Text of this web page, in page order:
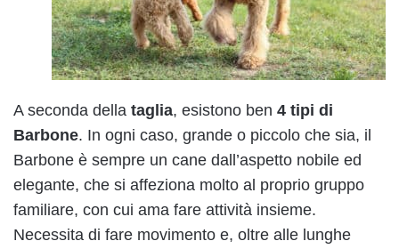
A seconda della taglia, esistono ben 4 tipi di
Barbone. In ogni caso, grande o piccolo che sia, il
Barbone è sempre un cane dall’aspetto nobile ed
elegante, che si affeziona molto al proprio gruppo
familiare, con cui ama fare attività insieme.
Necessita di fare movimento e, oltre alle lunghe